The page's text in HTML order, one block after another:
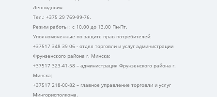
Леонидович
Тел.: +375 29 769-99-76.
Режим работы : с 10.00 до 13.00 Пн-Пт.
Уполномоченные по защите прав потребителей:
+37517 348 39 06 - отдел торговли и услуг администрации
Фрунзенского района г. Минска;
+37517 323-41-58 – администрация Фрунзенского района г.
Минска;
+37517 218-00-82 – главное управление торговли и услуг
Мингорисполкома.